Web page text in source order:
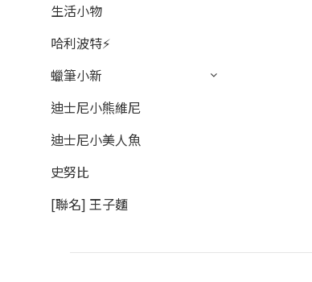
生活小物
哈利波特⚡
蠟筆小新
迪士尼小熊維尼
迪士尼小美人魚
史努比
[聯名] 王子麵